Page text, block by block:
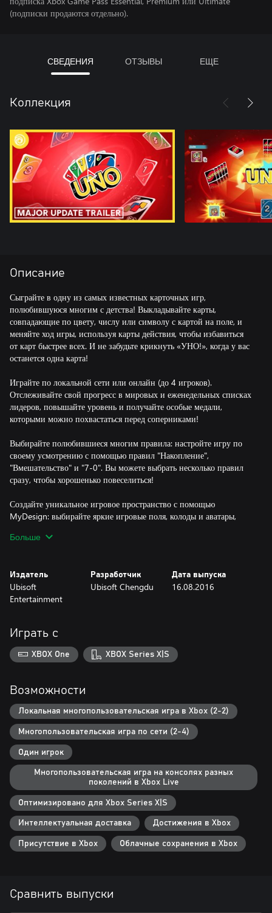
(подписки продаются отдельно).
СВЕДЕНИЯ ОТЗЫВЫ ЕЩЕ
Коллекция
Описание
Сыграйте в одну из самых известных карточных игр,
полюбившуюся многим с детства! Выкладывайте карты,
совпадающие по цвету, числу или символу с картой на поле, и
меняйте ход игры, используя карты действия, чтобы избавиться
от карт быстрее всех. И не забудьте крикнуть «УНО!», когда у вас
останется одна карта!
Играйте по локальной сети или онлайн (до 4 игроков).
Отслеживайте свой прогресс в мировых и еженедельных списках
лидеров, повышайте уровень и получайте особые медали,
которыми можно похвастаться перед соперниками!
Выбирайте полюбившиеся многим правила: настройте игру по
своему усмотрению с помощью правил "Накопление",
"Вмешательство" и "7-0". Вы можете выбрать несколько правил
сразу, чтобы хорошенько повеселиться!
Создайте уникальное игровое пространство с помощью
MyDesign: выбирайте яркие игровые поля, колоды и аватары,
любом режиме, и создайте свой мир UNO™!
функциям: вас ждет захватывающий Happy Hour –
ограниченный промежуток времени, в который вы сможете
использовать определенные дополнения бесплатно. С этой
Возможно, в следующий Happy Hour станет доступно ваше
любимое дополнение – не пропустите его!
Любители трансляций на Twitch смогут взаимодействовать с
Twitch. Влияйте на ход игры: предсказывайте, кто победит, и
Эта игра поддерживает технологию Smart Delivery. Это значит,
что игру можно запустить и на Xbox One, и на Xbox Series X|S.
Для доступа к сетевой игре и сетевым функциям требуется
соединение с интернетом, учетная запись Ubisoft, учетная запись
Microsoft и подписка Game Pass Ultimate или Game Pass Core
(подписки продаются отдельно).
Больше
Издатель
Ubisoft
Entertainment
Разработчик
Ubisoft Chengdu
Дата выпуска
16.08.2016
Играть с
XBOX One XBOX Series X|S
Возможности
Локальная многопользовательская игра в Xbox (2-2)
Многопользовательская игра по сети (2-4)
Один игрок
Многопользовательская игра на консолях разных
поколений в Xbox Live
Оптимизировано для Xbox Series X|S
Интеллектуальная доставка Достижения в Xbox
Присутствие в Xbox Облачные сохранения в Xbox
Сравнить выпуски